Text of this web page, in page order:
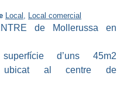
Local , Local comercial
de Mollerussa en
d’uns 45m2
ubicat al centre de